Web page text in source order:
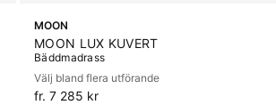
MOON
MOON LUX KUVERT
Bäddmadrass
Välj bland flera utförande
fr. 7 285 kr